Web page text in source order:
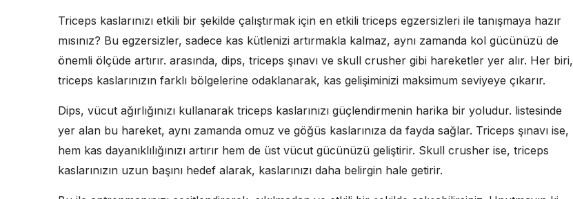
Triceps kaslarınızı etkili bir şekilde çalıştırmak için en etkili triceps egzersizleri ile tanışmaya hazır
mısınız? Bu egzersizler, sadece kas kütlenizi artırmakla kalmaz, aynı zamanda kol gücünüzü de
önemli ölçüde artırır. arasında, dips, triceps şınavı ve skull crusher gibi hareketler yer alır. Her biri,
triceps kaslarınızın farklı bölgelerine odaklanarak, kas gelişiminizi maksimum seviyeye çıkarır.
Dips, vücut ağırlığınızı kullanarak triceps kaslarınızı güçlendirmenin harika bir yoludur. listesinde
yer alan bu hareket, aynı zamanda omuz ve göğüs kaslarınıza da fayda sağlar. Triceps şınavı ise,
hem kas dayanıklılığınızı artırır hem de üst vücut gücünüzü geliştirir. Skull crusher ise, triceps
kaslarınızın uzun başını hedef alarak, kaslarınızı daha belirgin hale getirir.